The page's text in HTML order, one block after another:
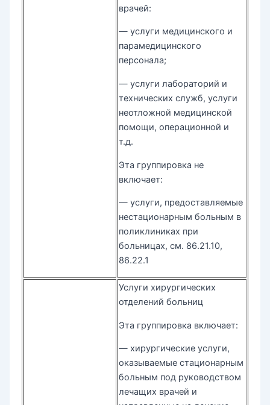
врачей:
— услуги медицинского и
парамедицинского
персонала;
— услуги лабораторий и
технических служб, услуги
неотложной медицинской
помощи, операционной и
т.д.
Эта группировка не
включает:
— услуги, предоставляемые
нестационарным больным в
поликлиниках при
больницах, см. 86.21.10,
86.22.1
Услуги хирургических
отделений больниц
Эта группировка включает:
— хирургические услуги,
оказываемые стационарным
больным под руководством
лечащих врачей и